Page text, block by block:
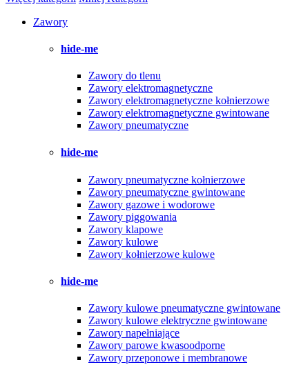
Zawory
hide-me
Zawory do tlenu
Zawory elektromagnetyczne
Zawory elektromagnetyczne kołnierzowe
Zawory elektromagnetyczne gwintowane
Zawory pneumatyczne
hide-me
Zawory pneumatyczne kołnierzowe
Zawory pneumatyczne gwintowane
Zawory gazowe i wodorowe
Zawory piggowania
Zawory klapowe
Zawory kulowe
Zawory kołnierzowe kulowe
hide-me
Zawory kulowe pneumatyczne gwintowane
Zawory kulowe elektryczne gwintowane
Zawory napełniające
Zawory parowe kwasoodporne
Zawory przeponowe i membranowe